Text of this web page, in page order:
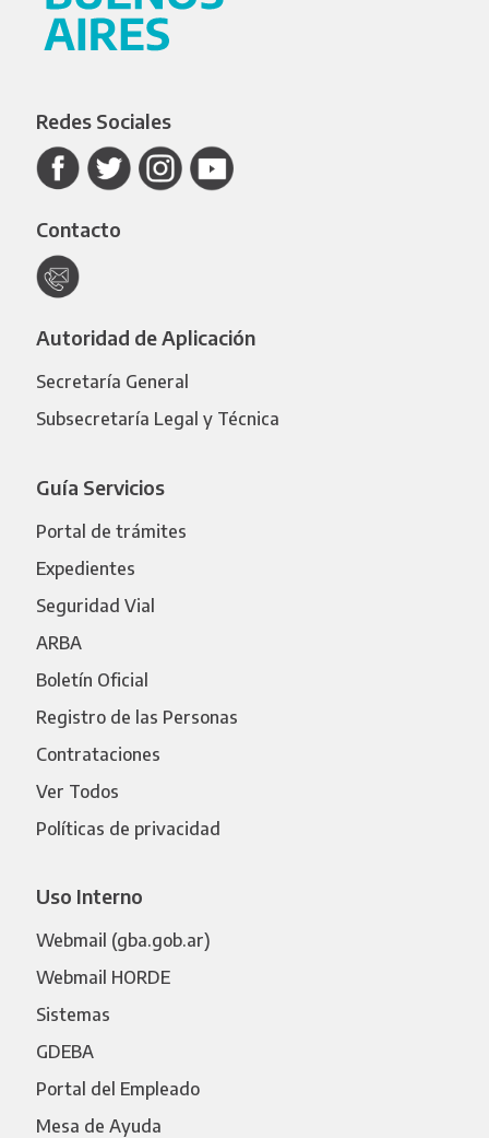
Redes Sociales
Contacto
Autoridad de Aplicación
Secretaría General
Subsecretaría Legal y Técnica
Guía Servicios
Portal de trámites
Expedientes
Seguridad Vial
ARBA
Boletín Oficial
Registro de las Personas
Contrataciones
Ver Todos
Políticas de privacidad
Uso Interno
Webmail (gba.gob.ar)
Webmail HORDE
Sistemas
GDEBA
Portal del Empleado
Mesa de Ayuda